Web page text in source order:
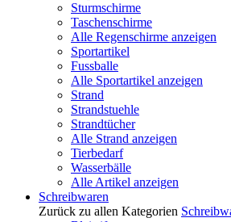
Sturmschirme
Taschenschirme
Alle Regenschirme anzeigen
Sportartikel
Fussballe
Alle Sportartikel anzeigen
Strand
Strandstuehle
Strandtücher
Alle Strand anzeigen
Tierbedarf
Wasserbälle
Alle Artikel anzeigen
Schreibwaren
Zurück zu allen Kategorien